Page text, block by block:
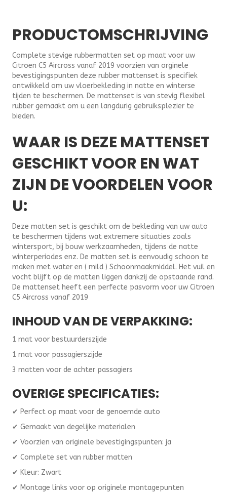
PRODUCTOMSCHRIJVING
Complete stevige rubbermatten set op maat voor uw
Citroen C5 Aircross vanaf 2019 voorzien van orginele
bevestigingspunten deze rubber mattenset is specifiek
ontwikkeld om uw vloerbekleding in natte en winterse
tijden te beschermen. De mattenset is van stevig flexibel
rubber gemaakt om u een langdurig gebruiksplezier te
bieden.
WAAR IS DEZE MATTENSET
GESCHIKT VOOR EN WAT
ZIJN DE VOORDELEN VOOR
U:
Deze matten set is geschikt om de bekleding van uw auto
te beschermen tijdens wat extremere situaties zoals
wintersport, bij bouw werkzaamheden, tijdens de natte
winterperiodes enz. De matten set is eenvoudig schoon te
maken met water en ( mild ) Schoonmaakmiddel. Het vuil en
vocht blijft op de matten liggen dankzij de opstaande rand.
De mattenset heeft een perfecte pasvorm voor uw Citroen
C5 Aircross vanaf 2019
INHOUD VAN DE VERPAKKING:
1 mat voor bestuurderszijde
1 mat voor passagierszijde
3 matten voor de achter passagiers
OVERIGE SPECIFICATIES:
✔ Perfect op maat voor de genoemde auto
✔ Gemaakt van degelijke materialen
✔ Voorzien van originele bevestigingspunten: ja
✔ Complete set van rubber matten
✔ Kleur: Zwart
✔ Montage links voor op originele montagepunten